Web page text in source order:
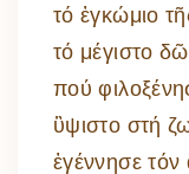
τό ἐγκώμιο
τό μέγιστο
πού
ὓψιστο στή
ἐγέννησε